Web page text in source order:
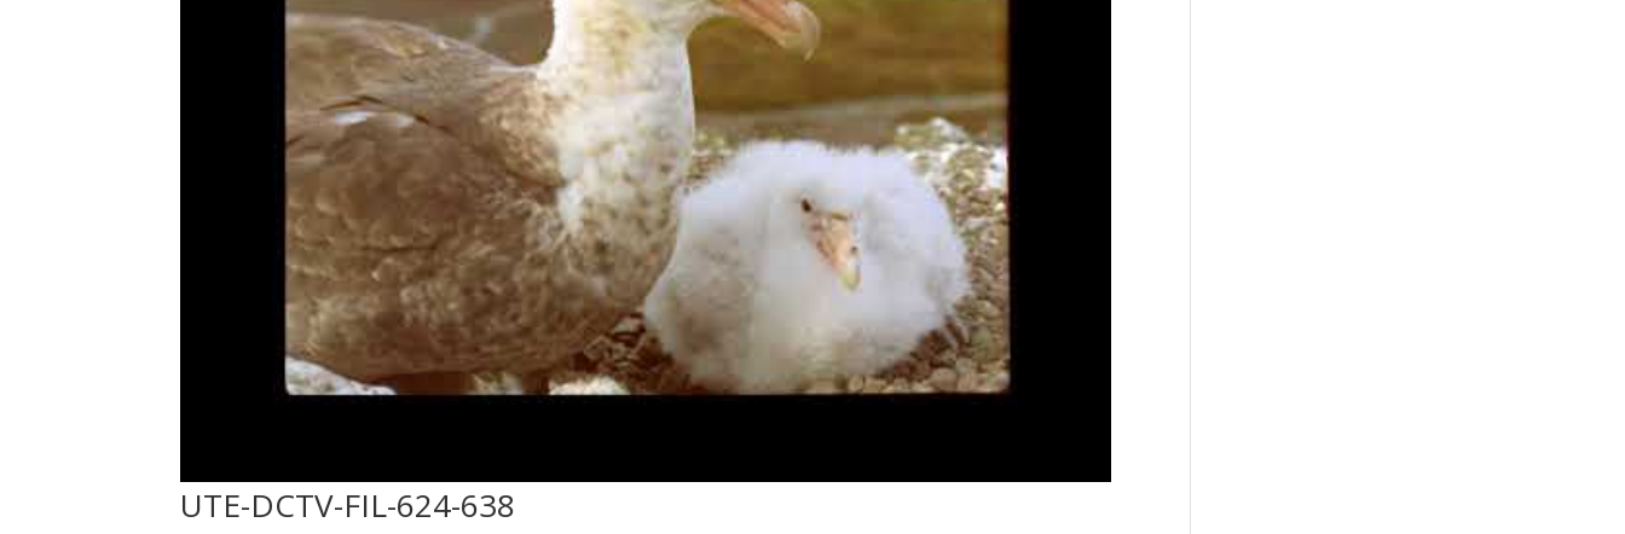
UTE-DCTV-FIL-624-638